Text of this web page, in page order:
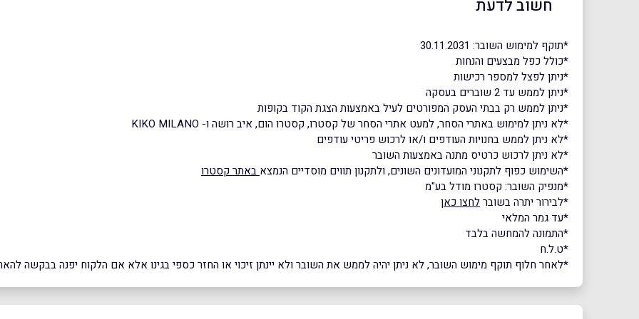
חשוב לדעת
*תוקף למימוש השובר: 30.11.2031
*כולל כפל מבצעים והנחות
*ניתן לפצל למספר רכישות
*ניתן לממש עד 2 שוברים בעסקה
*ניתן לממש רק בבתי העסק המפורטים לעיל באמצעות הצגת הקוד בקופות
*לא ניתן למימוש באתרי הסחר, למעט אתרי הסחר של קסטרו, קסטרו הום, איב רושה ו- KIKO MILANO
*לא ניתן לממש בחנויות העודפים ו/או לרכוש פריטי עודפים
*לא ניתן לרכוש כרטיס מתנה באמצעות השובר
*השימוש כפוף לתקנוני המועדונים השונים, ולתקנון תווים מוסדיים הנמצא באתר קסטרו
*מנפיק השובר: קסטרו מודל בע"מ
*לבירור יתרה בשוברלחצו כאן
*עד גמר המלאי
*התמונה להמחשה בלבד
*ט.ל.ח
*לאחר חלוף תוקף מימוש השובר, לא ניתן יהיה לממש את השובר ולא יינתן זיכוי או החזר כספי בגינו אלא אם הלקוח יפנה בבקשה